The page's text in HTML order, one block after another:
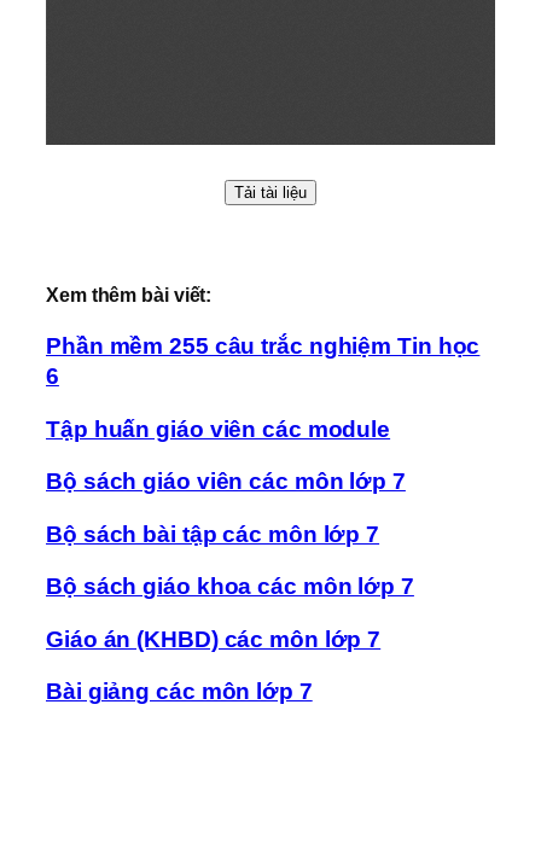
Tải tài liệu
Xem thêm bài viết:
Phần mềm 255 câu trắc nghiệm Tin học
6
Tập huấn giáo viên các module
Bộ sách giáo viên các môn lớp 7
Bộ sách bài tập các môn lớp 7
Bộ sách giáo khoa các môn lớp 7
Giáo án (KHBD) các môn lớp 7
Bài giảng các môn lớp 7